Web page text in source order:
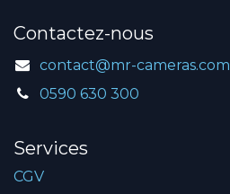
Contactez-nous
contact@mr-cameras.com
0590 630 300
Services
CGV